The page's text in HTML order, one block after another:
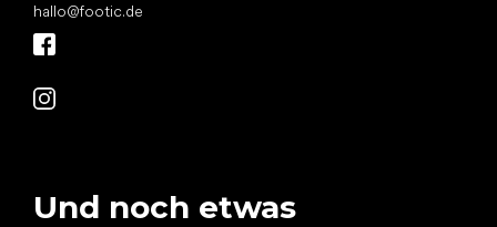
hallo@footic.de
Und noch etwas